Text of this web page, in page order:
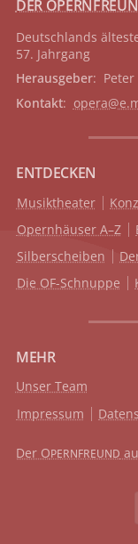
DER
Deutschlands
57. Jahrgang
Herausgeber: Peter
Kontakt:
ENTDECKEN
Musiktheater
Opernhäuser A–Z
Silberscheiben
Die OF-Schnuppe
MEHR
Unser Team
Impressum
Der OPERNFREUND